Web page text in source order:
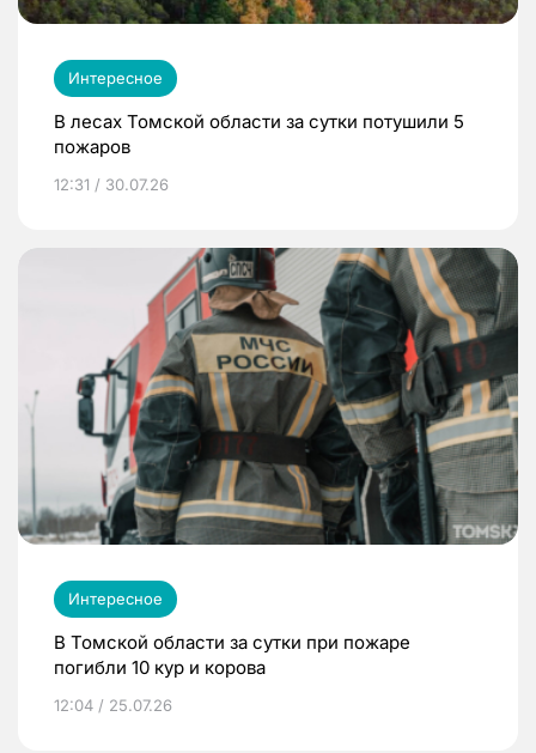
Интересное
В лесах Томской области за сутки потушили 5
пожаров
12:31 / 30.07.26
Интересное
В Томской области за сутки при пожаре
погибли 10 кур и корова
12:04 / 25.07.26